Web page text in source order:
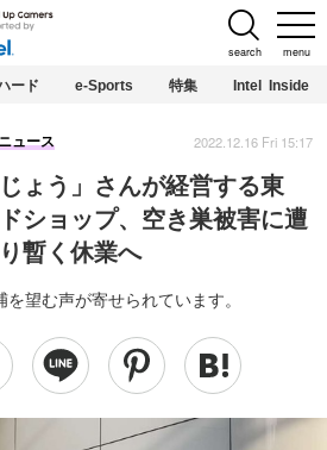
menu
search
ード e-Sports 特集 Intel Inside
ょう」さんが経営する東
ショップ、空き巣被害に遭
暫く休業へ
望む声が寄せられています。
ュース 2022.12.16 Fri 15:17